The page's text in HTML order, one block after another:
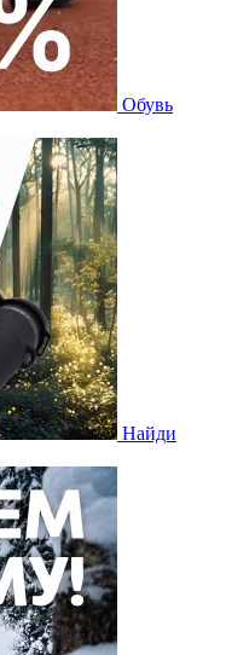
Обувь
Найди